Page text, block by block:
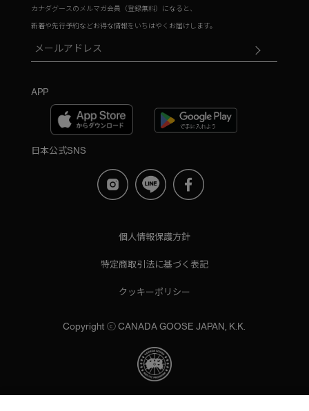
カナダグースのメルマガ会員（登録無料）になると、
新着や先行予約などお得な情報をいちはやくお届けします。
APP
日本公式SNS
個人情報保護方針
特定商取引法に基づく表記
クッキーポリシー
Copyright ⓒ CANADA GOOSE JAPAN, K.K.